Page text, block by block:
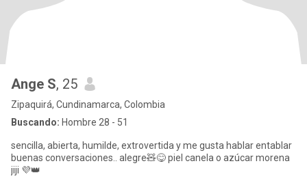
Ange S, 25
Zipaquirá, Cundinamarca, Colombia
Buscando: Hombre 28 - 51
sencilla, abierta, humilde, extrovertida y me gusta hablar entablar
buenas conversaciones.. alegre🧸😋 piel canela o azúcar morena
jiji 💜👑